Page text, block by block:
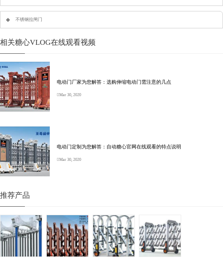
不锈钢拉闸门
相关糖心VLOG在线观看视频
电动门厂家为您解答：选购伸缩电动门需注意的几点
Mar 30, 2020
电动门定制为您解答：自动糖心官网在线观看的特点说明
Mar 30, 2020
推荐产品